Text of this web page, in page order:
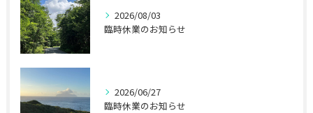
2026/08/03
臨時休業のお知らせ
2026/06/27
臨時休業のお知らせ